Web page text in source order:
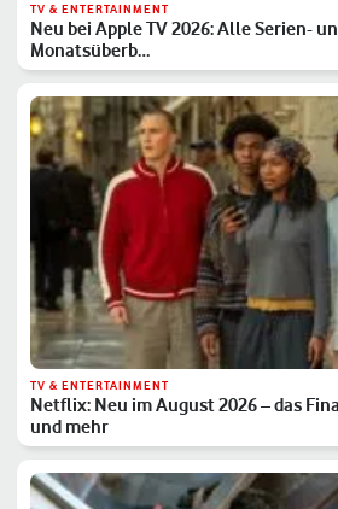
TV & ENTERTAINMENT
Neu bei Apple TV 2026: Alle Serien-
Monatsüberb…
TV & ENTERTAINMENT
Netflix: Neu im August 2026 – das
und mehr